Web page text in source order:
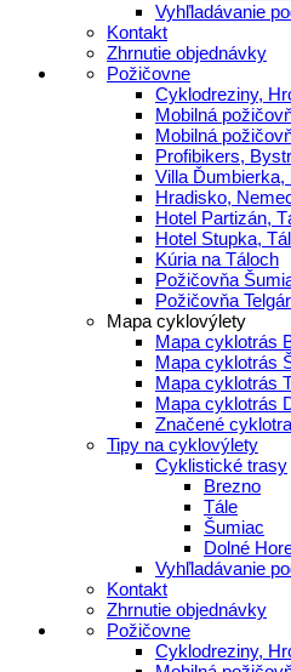
Vyhľladávanie
Kontakt
Zhrnutie objednávky
Požičovne
Cyklodreziny,
Mobilná
Mobilná
Profibikers,
Villa Ďumbierka,
Hradisko,
Hotel Partizán,
Hotel Stupka,
Kúria na Táloch
Požičovňa
Požičovňa
Mapa cyklovýlety
Mapa cyklotrás
Mapa cyklotrás
Mapa cyklotrás
Mapa cyklotrás
Značené
Tipy na cyklovýlety
Cyklistické trasy
Brezno
Tále
Šumiac
Dolné
Vyhľladávanie
Kontakt
Zhrnutie objednávky
Požičovne
Cyklodreziny,